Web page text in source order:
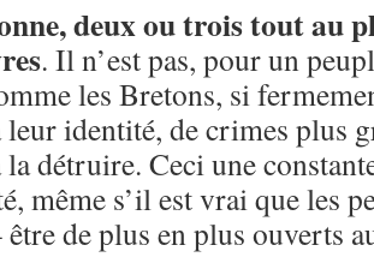
deux ou trois tout au
. Il n’est pas, pour un
les Bretons, si
leur identité, de crimes plus
la détruire. Ceci une
même s’il est vrai que les
être de plus en plus ouverts